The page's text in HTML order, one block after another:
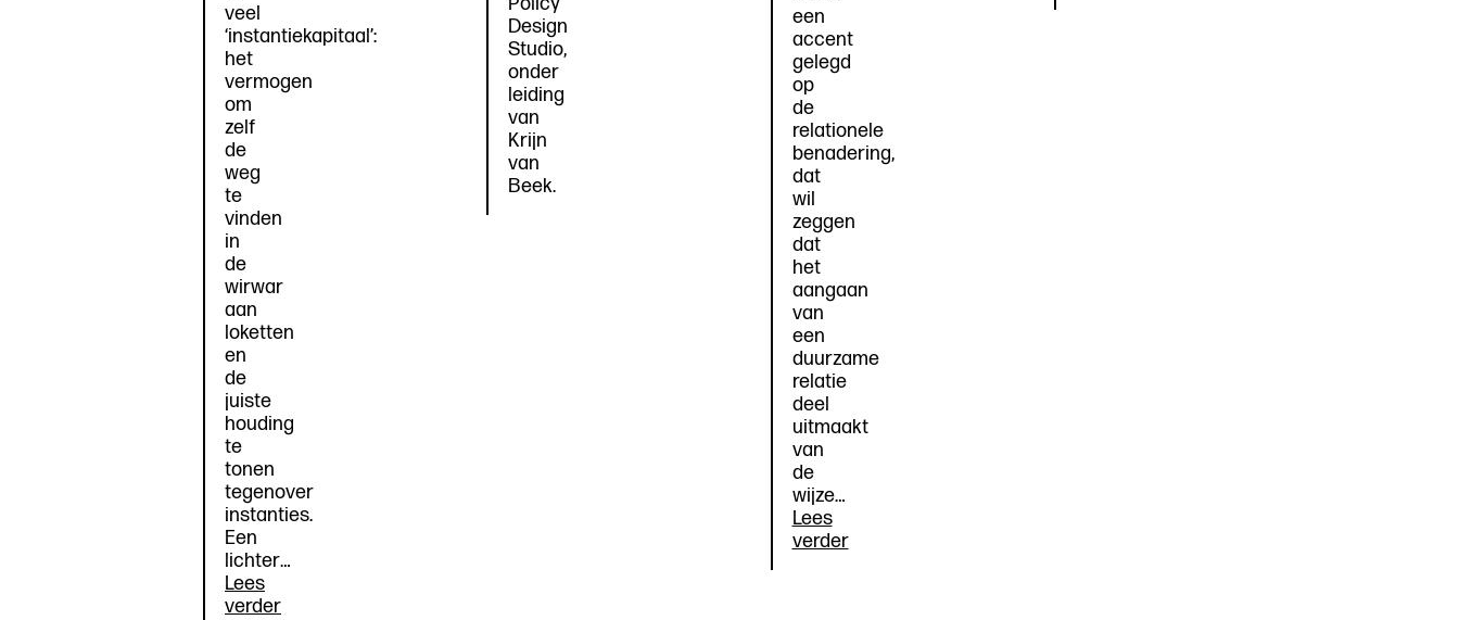
veel
‘instantiekapitaal’:
het
vermogen
om
zelf
de
weg
te
vinden
in
de
wirwar
aan
loketten
en
de
juiste
houding
te
tonen
tegenover
instanties.
Een
lichter…
Lees
verderBestaanszekerheid
Design
Studio,
onder
leiding
van
Krijn
van
Beek.
een
accent
gelegd
op
de
relationele
benadering,
dat
wil
zeggen
dat
het
aangaan
van
een
duurzame
relatie
deel
uitmaakt
van
de
wijze…
Lees
verderLotgenoten